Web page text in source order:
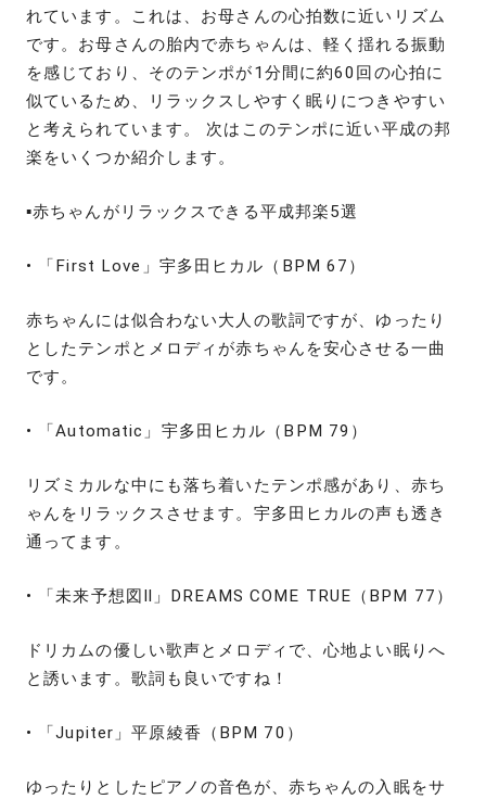
れています。これは、お母さんの心拍数に近いリズム
です。お母さんの胎内で赤ちゃんは、軽く揺れる振動
を感じており、そのテンポが1分間に約60回の心拍に
似ているため、リラックスしやすく眠りにつきやすい
と考えられています。 次はこのテンポに近い平成の邦
楽をいくつか紹介します。
▪️赤ちゃんがリラックスできる平成邦楽5選
• 「First Love」宇多田ヒカル（BPM 67）
赤ちゃんには似合わない大人の歌詞ですが、ゆったり
としたテンポとメロディが赤ちゃんを安心させる一曲
です。
• 「Automatic」宇多田ヒカル（BPM 79）
リズミカルな中にも落ち着いたテンポ感があり、赤ち
ゃんをリラックスさせます。宇多田ヒカルの声も透き
通ってます。
• 「未来予想図Ⅱ」DREAMS COME TRUE（BPM 77）
ドリカムの優しい歌声とメロディで、心地よい眠りへ
と誘います。歌詞も良いですね！
• 「Jupiter」平原綾香（BPM 70）
ゆったりとしたピアノの音色が、赤ちゃんの入眠をサ